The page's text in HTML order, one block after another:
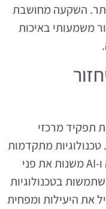
השקעה מחושבת
משמעותי באיכות
תפקיד מרכזי
מתקדמות
כמו מערכות ניתוח נתונים, רובוטיקה ו-AI משנות את פני
בטכנולוגיות
את היעילות ומפחית